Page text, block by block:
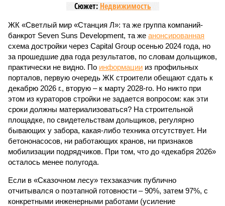
Сюжет: Недвижимость
ЖК «Светлый мир «Станция Л»: та же группа компаний-
банкрот Seven Suns Development, та же анонсированная
схема достройки через Capital Group осенью 2024 года, но
за прошедшие два года результатов, по словам дольщиков,
практически не видно. По информации из профильных
порталов, первую очередь ЖК строители обещают сдать к
декабрю 2026 г., вторую – к марту 2028-го. Но никто при
этом из кураторов стройки не задается вопросом: как эти
сроки должны материализоваться? На строительной
площадке, по свидетельствам дольщиков, регулярно
бывающих у забора, какая-либо техника отсутствует. Ни
бетононасосов, ни работающих кранов, ни признаков
мобилизации подрядчиков. При том, что до «декабря 2026»
осталось менее полугода.
Если в «Сказочном лесу» техзаказчик публично
отчитывался о поэтапной готовности – 90%, затем 97%, с
конкретными инженерными работами (усиление